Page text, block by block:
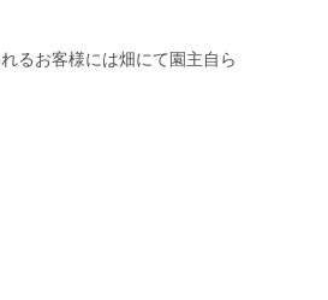
るお客様には畑にて園主自ら